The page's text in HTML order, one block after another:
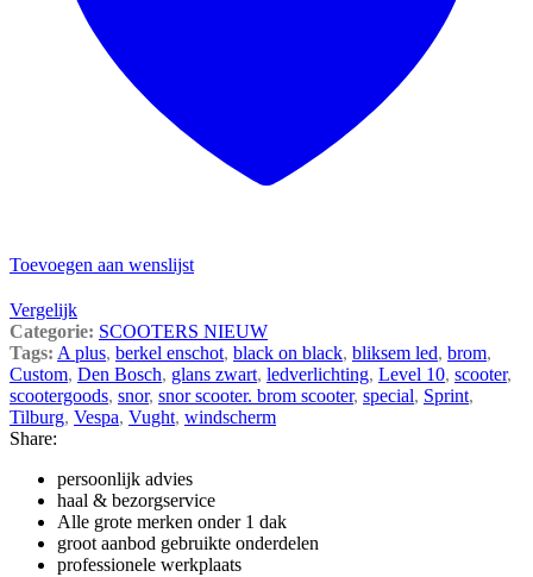
Toevoegen aan wenslijst
Vergelijk
Categorie: SCOOTERS NIEUW
Tags: A plus, berkel enschot, black on black, bliksem led, brom,
Custom, Den Bosch, glans zwart, ledverlichting, Level 10, scooter,
scootergoods, snor, snor scooter. brom scooter, special, Sprint,
Tilburg, Vespa, Vught, windscherm
Share:
persoonlijk advies
haal & bezorgservice
Alle grote merken onder 1 dak
groot aanbod gebruikte onderdelen
professionele werkplaats